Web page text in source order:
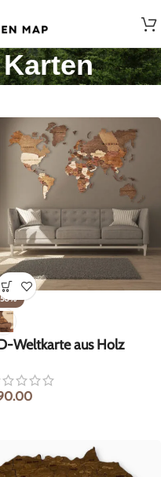
Weltkarte aus Holz